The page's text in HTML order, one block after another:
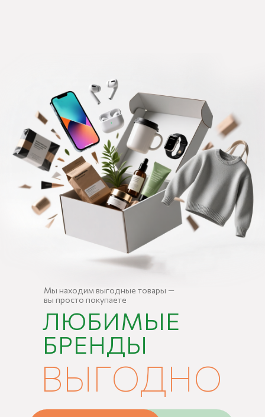
ВЫГОДНО
Мы находим выгодные товары —
вы просто покупаете
ЛЮБИМЫЕ
БРЕНДЫ